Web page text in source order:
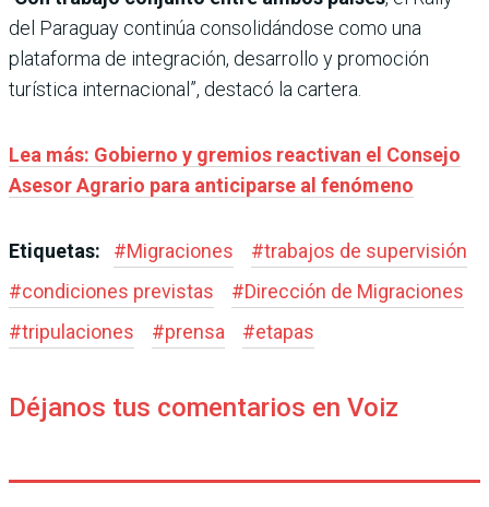
del Paraguay continúa consolidándose como una
plataforma de integración, desarrollo y promoción
turística internacional”, destacó la cartera.
Lea más: Gobierno y gremios reactivan el Consejo
Asesor Agrario para anticiparse al fenómeno
Etiquetas: #Migraciones #trabajos de supervisión
#condiciones previstas #Dirección de Migraciones
#tripulaciones #prensa #etapas
Déjanos tus comentarios en Voiz